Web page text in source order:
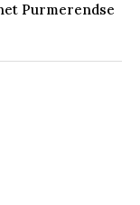
Purmerendse